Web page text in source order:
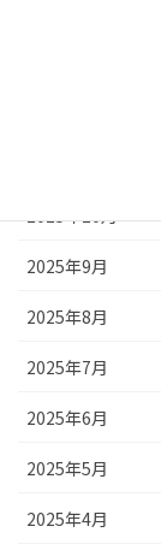
2025年10月
2025年9月
2025年8月
2025年7月
2025年6月
2025年5月
2025年4月